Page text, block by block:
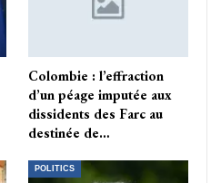
Colombie : l’effraction
d’un péage imputée aux
dissidents des Farc au
destinée de…
POLITICS